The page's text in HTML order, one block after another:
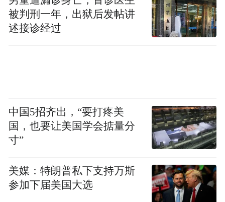
被判刑一年，出狱后发帖讲
述接诊经过
中国5招齐出，“要打疼美
国，也要让美国学会掂量分
寸”
美媒：特朗普私下支持万斯
参加下届美国大选